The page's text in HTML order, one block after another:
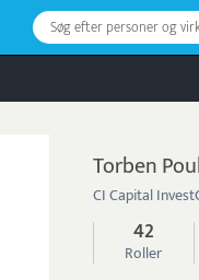
Søg efter personer og
Torben
CI Capital
42
Roller